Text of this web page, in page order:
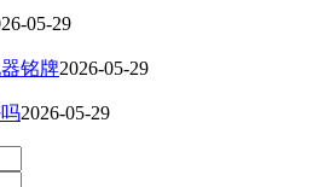
05-29
铭牌2026-05-29
2026-05-29